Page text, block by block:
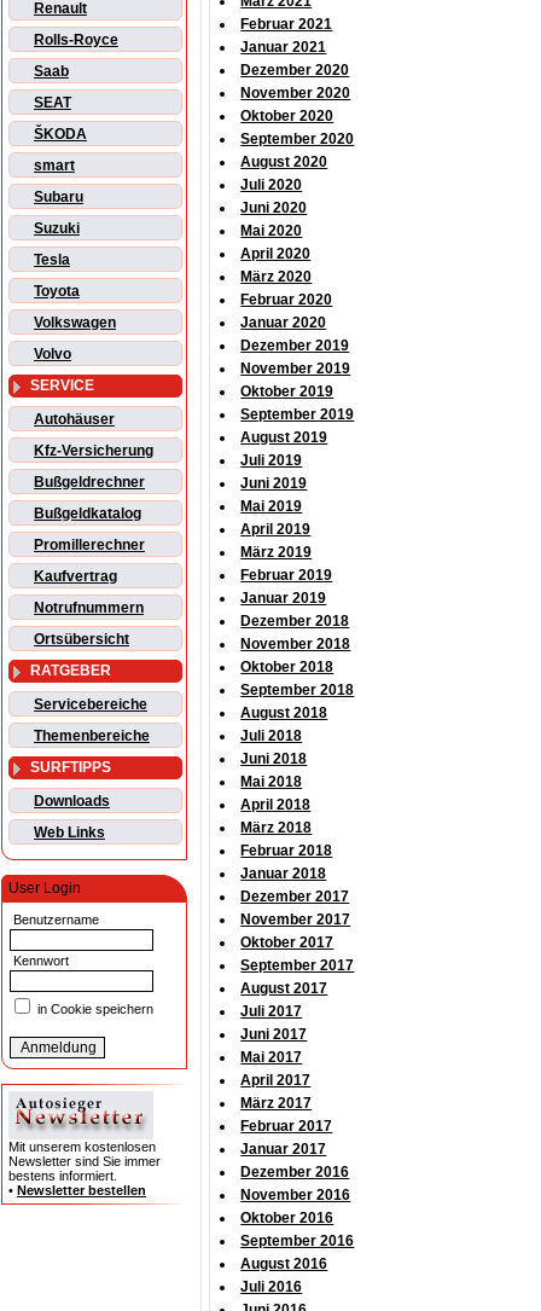
Renault
Rolls-Royce
Saab
SEAT
ŠKODA
smart
Subaru
Suzuki
Tesla
Toyota
Volkswagen
Volvo
SERVICE
Autohäuser
Kfz-Versicherung
Bußgeldrechner
Bußgeldkatalog
Promillerechner
Kaufvertrag
Notrufnummern
Ortsübersicht
RATGEBER
Servicebereiche
Themenbereiche
SURFTIPPS
Downloads
Web Links
User Login
Benutzername
Kennwort
in Cookie speichern
Mit unserem kostenlosen
Newsletter sind Sie immer
bestens informiert.
• Newsletter bestellen
Februar 2021
Januar 2021
Dezember 2020
November 2020
Oktober 2020
September 2020
August 2020
Juli 2020
Juni 2020
Mai 2020
April 2020
März 2020
Februar 2020
Januar 2020
Dezember 2019
November 2019
Oktober 2019
September 2019
August 2019
Juli 2019
Juni 2019
Mai 2019
April 2019
März 2019
Februar 2019
Januar 2019
Dezember 2018
November 2018
Oktober 2018
September 2018
August 2018
Juli 2018
Juni 2018
Mai 2018
April 2018
März 2018
Februar 2018
Januar 2018
Dezember 2017
November 2017
Oktober 2017
September 2017
August 2017
Juli 2017
Juni 2017
Mai 2017
April 2017
März 2017
Februar 2017
Januar 2017
Dezember 2016
November 2016
Oktober 2016
September 2016
August 2016
Juli 2016